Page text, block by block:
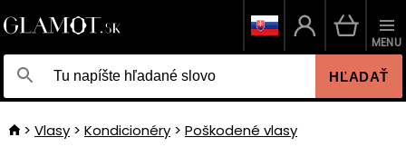
HĽADAŤ
MENU
Vlasy Kondicionéry Poškodené vlasy